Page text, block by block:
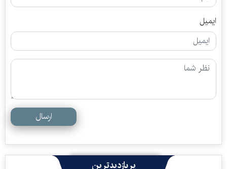
ایمیل
ارسال
پربازدیدترین